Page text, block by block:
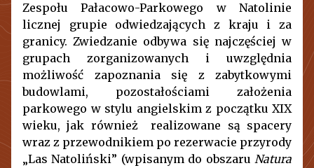
Zespołu Pałacowo-Parkowego w Natolinie
licznej grupie odwiedzających z kraju i za
granicy. Zwiedzanie odbywa się najczęściej w
grupach zorganizowanych i uwzględnia
możliwość zapoznania się z zabytkowymi
budowlami, pozostałościami założenia
parkowego w stylu angielskim z początku XIX
wieku, jak również realizowane są spacery
wraz z przewodnikiem po rezerwacie przyrody
„Las Natoliński” (wpisanym do obszaru Natura